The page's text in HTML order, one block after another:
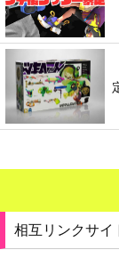
相互リンクサイ